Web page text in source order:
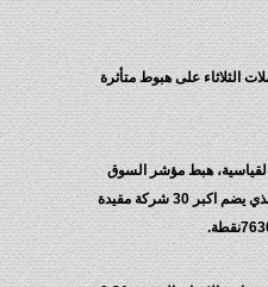
الثلاثاء على هبوط متأثرة
هبط مؤشر السوق
الرئيسي “إيجي اكس 30” – الذي يضم اكبر 30 شركة مقيدة